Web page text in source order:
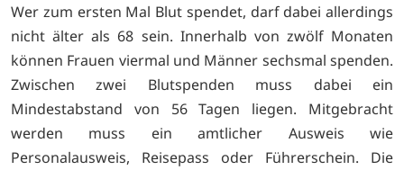
Wer zum ersten Mal Blut spendet, darf dabei allerdings
nicht älter als 68 sein. Innerhalb von zwölf Monaten
können Frauen viermal und Männer sechsmal spenden.
Zwischen zwei Blutspenden muss dabei ein
Mindestabstand von 56 Tagen liegen. Mitgebracht
werden muss ein amtlicher Ausweis wie
Personalausweis, Reisepass oder Führerschein. Die